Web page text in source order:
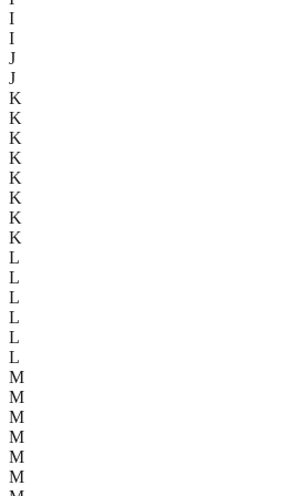
I
I
J
J
K
K
K
K
K
K
K
K
L
L
L
L
L
L
M
M
M
M
M
M